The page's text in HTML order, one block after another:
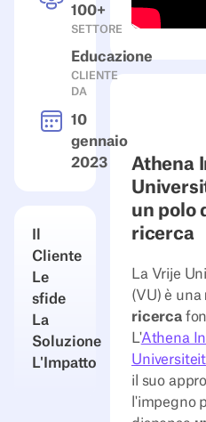
100+
SETTORE
Educazione
CLIENTE
DA
10
gennaio
2023
Cliente
Le
sfide
La
Soluzione
L'Impatto
Athena
un polo
ricerca
La Vrije
(VU) è una
ricerca
L'Athena
il suo
l'impegno